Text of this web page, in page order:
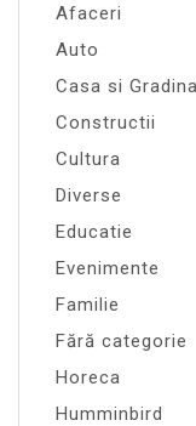
Afaceri
Auto
Casa si Gradina
Constructii
Cultura
Diverse
Educatie
Evenimente
Familie
Fără categorie
Horeca
Humminbird